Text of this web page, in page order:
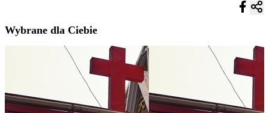
Wybrane dla Ciebie